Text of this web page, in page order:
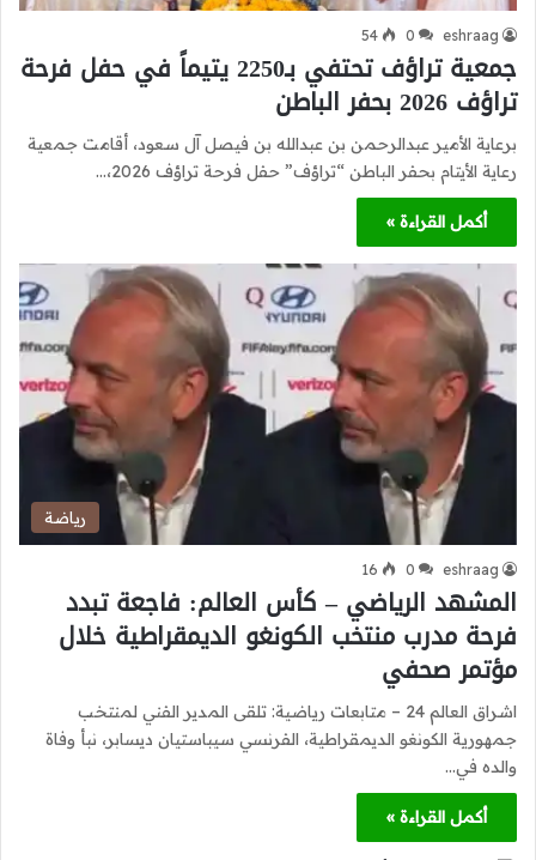
eshraag
0
54
جمعية تراؤف تحتفي بـ2250 يتيماً في حفل فرحة
تراؤف 2026 بحفر الباطن
برعاية الأمير عبدالرحمن بن عبدالله بن فيصل آل سعود، أقامت جمعية
رعاية الأيتام بحفر الباطن “تراؤف” حفل فرحة تراؤف 2026،…
أكمل القراءة »
رياضة
eshraag
0
16
المشهد الرياضي – كأس العالم: فاجعة تبدد
فرحة مدرب منتخب الكونغو الديمقراطية خلال
مؤتمر صحفي
اشراق العالم 24 – متابعات رياضية: تلقى المدير الفني لمنتخب
جمهورية الكونغو الديمقراطية، الفرنسي سيباستيان ديسابر، نبأ وفاة
والده في…
أكمل القراءة »